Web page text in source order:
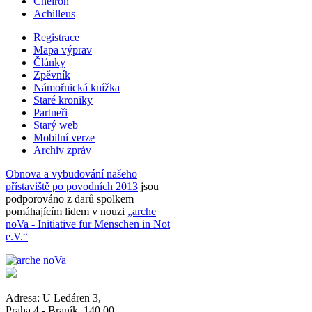
Achilleus
Registrace
Mapa výprav
Články
Zpěvník
Námořnická knížka
Staré kroniky
Partneři
Starý web
Mobilní verze
Archiv zpráv
Obnova a vybudování našeho
přístaviště po povodních 2013 jsou
podporováno z darů spolkem
pomáhajícím lidem v nouzi „arche
noVa - Initiative für Menschen in Not
e.V.“
Adresa: U Ledáren 3,